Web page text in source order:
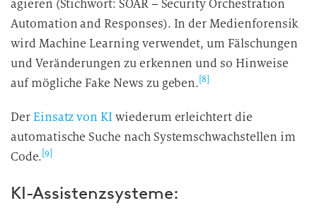
agieren (Stichwort: SOAR – Security Orchestration
Automation and Responses). In der Medienforensik
wird Machine Learning verwendet, um Fälschungen
und Veränderungen zu erkennen und so Hinweise
auf mögliche Fake News zu geben. [8]
DerEinsatz von KI wiederum erleichtert die
automatische Suche nach Systemschwachstellen im
Code. [9]
KI-Assistenzsysteme: